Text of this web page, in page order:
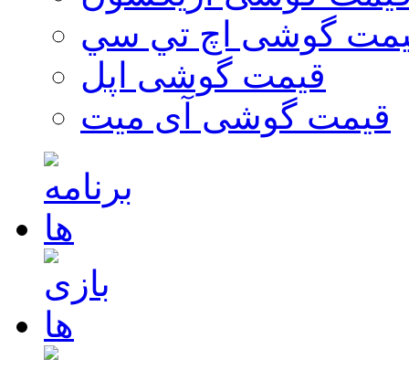
گوشی اچ تي سي
قیمت گوشی اپل
قیمت گوشی آی میت